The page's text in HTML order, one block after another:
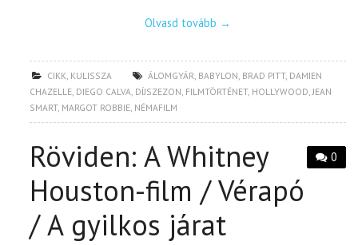
Olvasd tovább →
CIKK, KULISSZA ÁLOMGYÁR, BABYLON, BRAD PITT, DAMIEN
CHAZELLE, DIEGO CALVA, DÍJSZEZON, FILMTÖRTÉNET, HOLLYWOOD,JEAN
SMART, MARGOT ROBBIE, NÉMAFILM
0
Röviden: A Whitney
Houston-film / Vérapó
/ A gyilkos járat